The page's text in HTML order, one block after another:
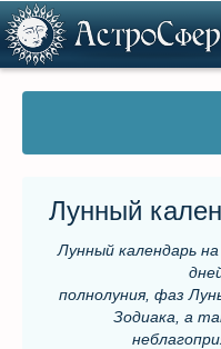
Лунный
Лунный календарь
полнолуния, фаз
Зодиака, а